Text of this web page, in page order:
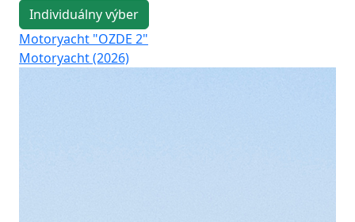
Individuálny výber
Motoryacht "OZDE 2"
Motoryacht (2026)